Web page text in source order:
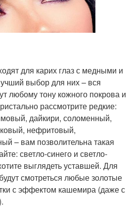
для карих глаз с медными и
выбор для них – вся
любому тону кожного покрова и
рассмотрите редкие:
дайкири, соломенный,
нефритовый,
– вам позволительна такая
светло-синего и светло-
выглядеть уставшей. Для
смотреться любые золотые
с эффектом кашемира (даже с